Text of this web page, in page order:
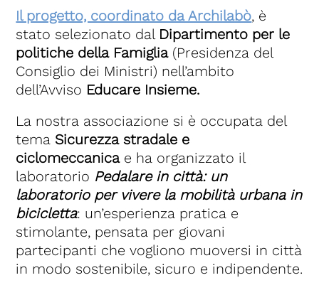
Il progetto, coordinato da Archilabò, è
stato selezionato dal Dipartimento per le
politiche della Famiglia(Presidenza del
Consiglio dei Ministri) nell’ambito
dell’Avviso Educare Insieme.
La nostra associazione si è occupata del
tema Sicurezza stradale e
ciclomeccanica e ha organizzato il
laboratorio Pedalare in città: un
laboratorio per vivere la mobilità urbana in
bicicletta: un’esperienza pratica e
stimolante, pensata per giovani
partecipanti che vogliono muoversi in città
in modo sostenibile, sicuro e indipendente.